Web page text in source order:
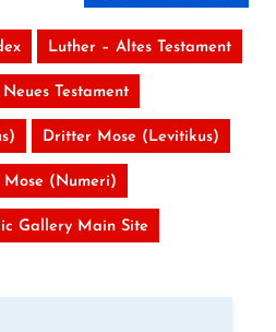
Luther – Altes Testament
Testament
Dritter Mose (Levitikus)
(Numeri)
Gallery Main Site